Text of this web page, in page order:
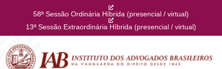
58ª Sessão Ordinária Híbrida (presencial / virtual)
13ª Sessão Extraordinária Híbrida (presencial / virtual)